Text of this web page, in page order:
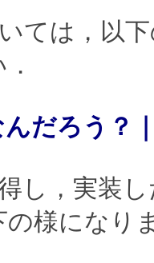
ては，以
だろう？
し，実装
の様になり